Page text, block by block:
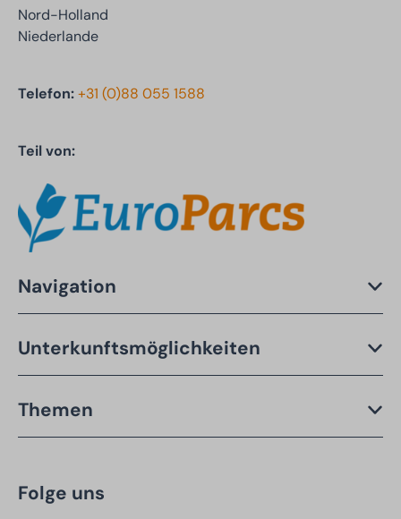
Nord-Holland
Niederlande
Telefon:+31 (0)88 055 1588
Teil von:
Navigation
Unterkunftsmöglichkeiten
Themen
Folge uns